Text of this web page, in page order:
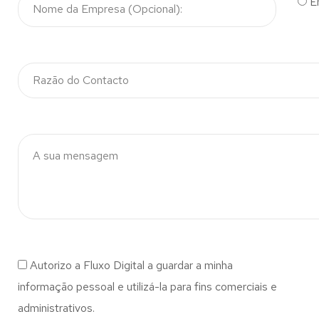
Autorizo a Fluxo Digital a guardar a minha
informação pessoal e utilizá-la para fins comerciais e
administrativos.